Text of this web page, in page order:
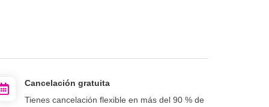
Cancelación gratuita
Tienes cancelación flexible en más del 90 % de